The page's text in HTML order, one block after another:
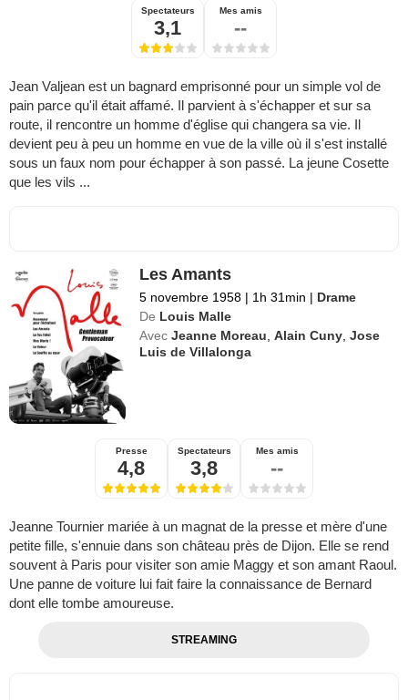
Spectateurs
3,1
Mes amis
--
Jean Valjean est un bagnard emprisonné pour un simple vol de
pain parce qu'il était affamé. Il parvient à s'échapper et sur sa
route, il rencontre un homme d'église qui changera sa vie. Il
devient peu à peu un homme en vue de la ville où il s'est installé
sous un faux nom pour échapper à son passé. La jeune Cosette
que les vils ...
Les Amants
5 novembre 1958 | 1h 31min | Drame
De Louis Malle
Avec Jeanne Moreau ,Alain Cuny ,Jose
Luis de Villalonga
Presse
4,8
Spectateurs
3,8
Mes amis
--
Jeanne Tournier mariée à un magnat de la presse et mère d'une
petite fille, s'ennuie dans son château près de Dijon. Elle se rend
souvent à Paris pour visiter son amie Maggy et son amant Raoul.
Une panne de voiture lui fait faire la connaissance de Bernard
dont elle tombe amoureuse.
STREAMING